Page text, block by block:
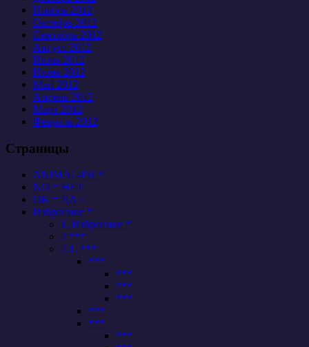
Ноябрь 2012
Октябрь 2012
Сентябрь 2012
Август 2012
Июль 2012
Июнь 2012
Май 2012
Апрель 2012
Март 2012
Февраль 2012
Страницы
ANIMAL-PR *
NO = НЕТ
OK = ДА /
Избранное *
1. Избранное *
2 ***
2.1. ***
***
***
***
***
***
***
***